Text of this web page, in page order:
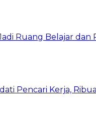
Ruang Belajar
Pencari Kerja,